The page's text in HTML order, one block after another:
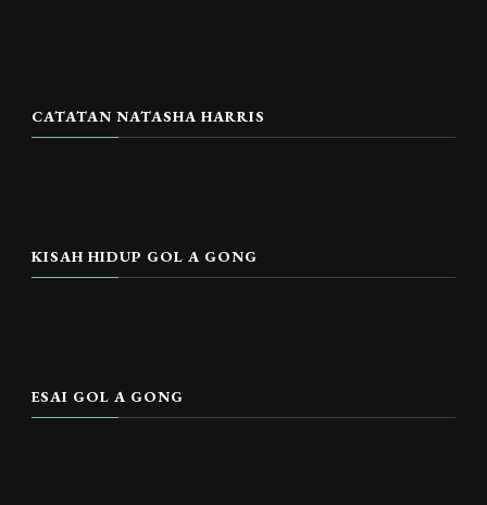
CATATAN NATASHA HARRIS
KISAH HIDUP GOL A GONG
ESAI GOL A GONG